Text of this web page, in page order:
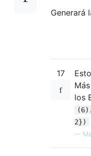
Generará
17
los
2})
—